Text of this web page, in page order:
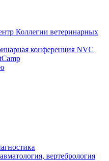
Коллегии ветеринарных
конференция NVC
вертебрология